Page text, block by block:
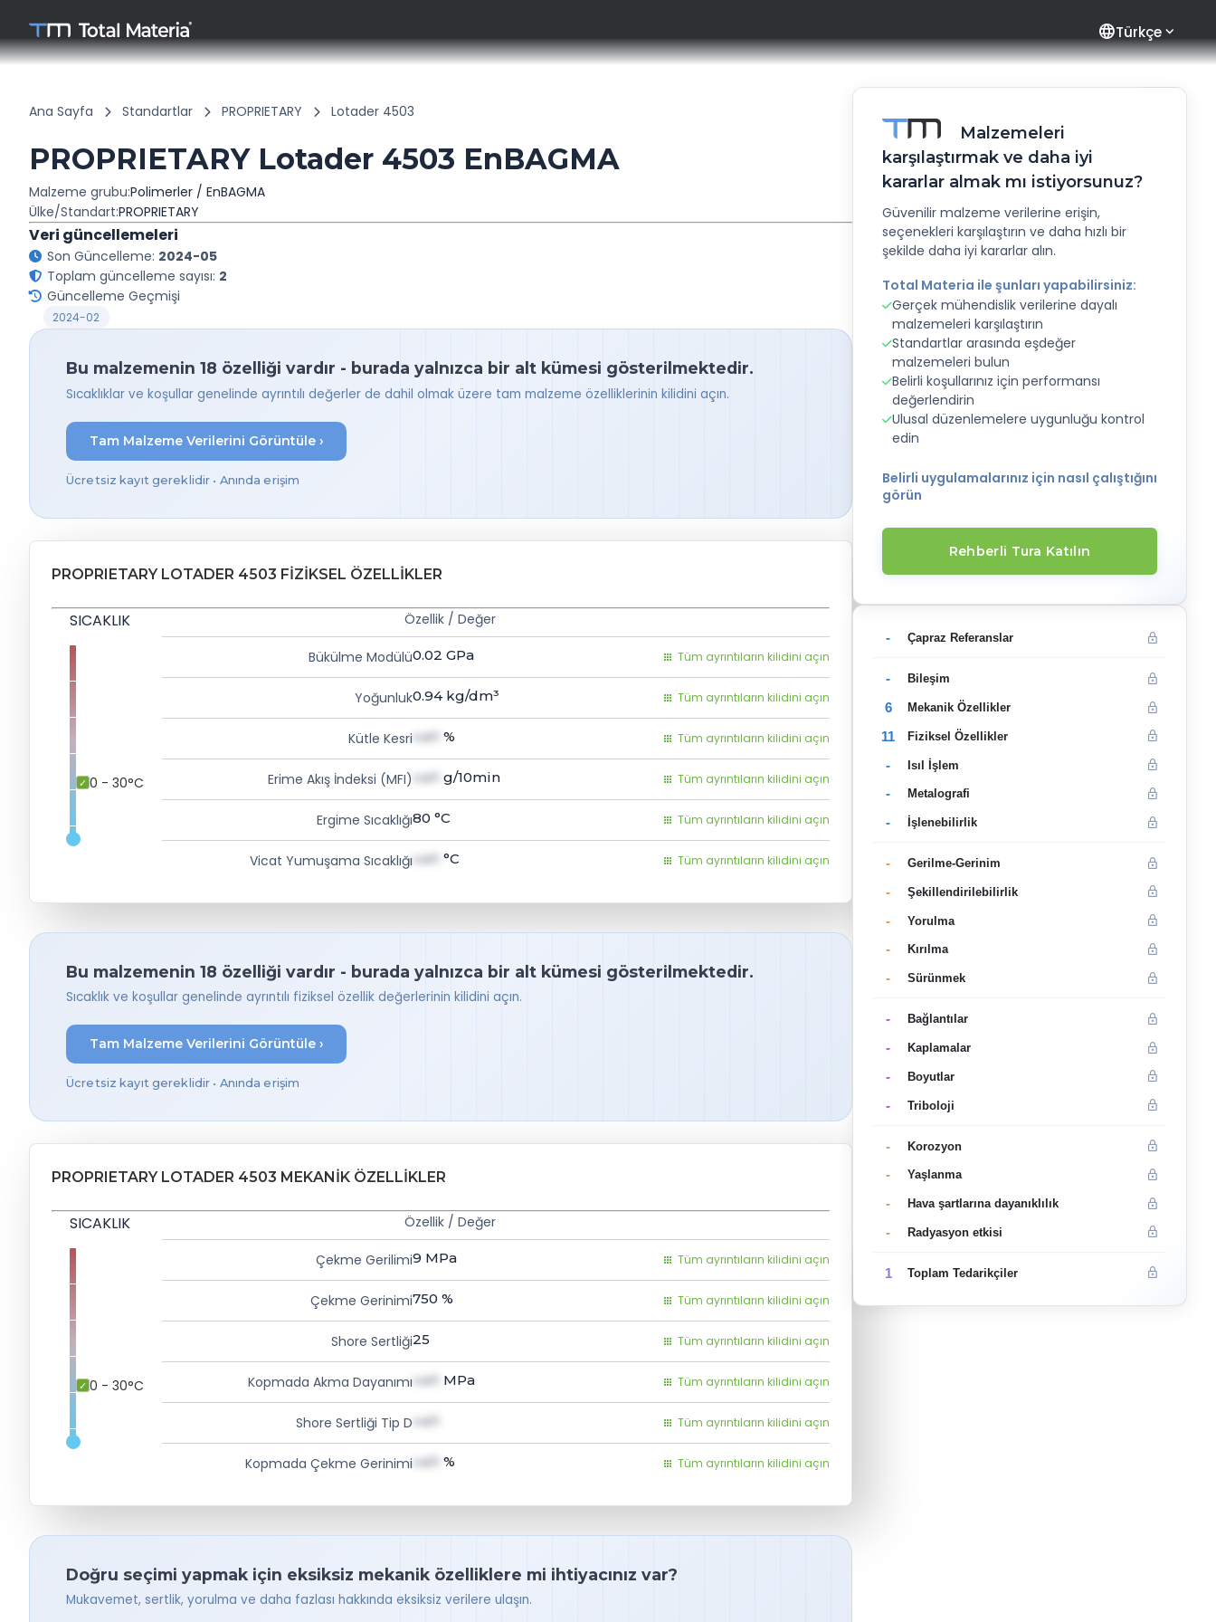
languageTürkçe
Ana Sayfa Standartlar PROPRIETARY Lotader 4503
PROPRIETARY Lotader 4503 EnBAGMA
Malzeme grubu:Polimerler / EnBAGMA
Ülke/Standart:PROPRIETARY
Veri güncellemeleri
Son Güncelleme: 2024-05
Toplam güncelleme sayısı: 2
Güncelleme Geçmişi
2024-02
Bu malzemenin 18 özelliği vardır - burada yalnızca bir alt kümesi gösterilmektedir.
Sıcaklıklar ve koşullar genelinde ayrıntılı değerler de dahil olmak üzere tam malzeme özelliklerinin kilidini açın.
Tam Malzeme Verilerini Görüntüle ›
Ücretsiz kayıt gereklidir • Anında erişim
PROPRIETARY LOTADER 4503 FIZIKSEL ÖZELLIKLER
SICAKLIK
0 - 30°C
Özellik / Değer
Bükülme Modülü0.02 GPa Tüm ayrıntıların kilidini açın
Yoğunluk0.94 kg/dm³ Tüm ayrıntıların kilidini açın
Kütle Kesrival1 % Tüm ayrıntıların kilidini açın
Erime Akış İndeksi (MFI) val1 g/10min Tüm ayrıntıların kilidini açın
Ergime Sıcaklığı80 °C Tüm ayrıntıların kilidini açın
Vicat Yumuşama Sıcaklığıval1 °C Tüm ayrıntıların kilidini açın
Bu malzemenin 18 özelliği vardır - burada yalnızca bir alt kümesi gösterilmektedir.
Sıcaklık ve koşullar genelinde ayrıntılı fiziksel özellik değerlerinin kilidini açın.
Tam Malzeme Verilerini Görüntüle ›
Ücretsiz kayıt gereklidir • Anında erişim
PROPRIETARY LOTADER 4503 MEKANIK ÖZELLIKLER
SICAKLIK
0 - 30°C
Özellik / Değer
Çekme Gerilimi9 MPa Tüm ayrıntıların kilidini açın
Çekme Gerinimi750 % Tüm ayrıntıların kilidini açın
Shore Sertliği25 Tüm ayrıntıların kilidini açın
Kopmada Akma Dayanımıval1 MPa Tüm ayrıntıların kilidini açın
Shore Sertliği Tip D val1 Tüm ayrıntıların kilidini açın
Kopmada Çekme Gerinimival1 % Tüm ayrıntıların kilidini açın
Doğru seçimi yapmak için eksiksiz mekanik özelliklere mi ihtiyacınız var?
Mukavemet, sertlik, yorulma ve daha fazlası hakkında eksiksiz verilere ulaşın.
Malzemeleri
karşılaştırmak ve daha iyi
kararlar almak mı istiyorsunuz?
Güvenilir malzeme verilerine erişin,
seçenekleri karşılaştırın ve daha hızlı bir
şekilde daha iyi kararlar alın.
Total Materia ile şunları yapabilirsiniz:
Gerçek mühendislik verilerine dayalı
malzemeleri karşılaştırın
Standartlar arasında eşdeğer
malzemeleri bulun
Belirli koşullarınız için performansı
değerlendirin
Ulusal düzenlemelere uygunluğu kontrol
edin
Belirli uygulamalarınız için nasıl çalıştığını
görün
Rehberli Tura Katılın
- Çapraz Referanslar
- Bileşim
6 Mekanik Özellikler
11 Fiziksel Özellikler
- Isıl İşlem
- Metalografi
- İşlenebilirlik
- Gerilme-Gerinim
- Şekillendirilebilirlik
- Yorulma
- Kırılma
- Sürünmek
- Bağlantılar
- Kaplamalar
- Boyutlar
- Triboloji
- Korozyon
- Yaşlanma
- Hava şartlarına dayanıklılık
- Radyasyon etkisi
1 Toplam Tedarikçiler